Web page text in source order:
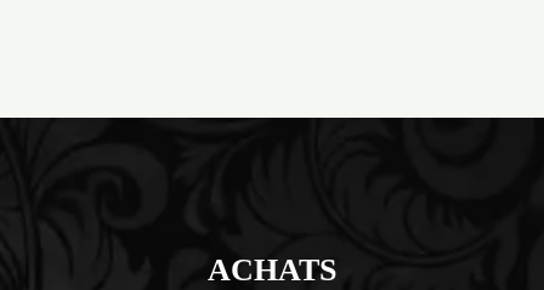
ACHATS